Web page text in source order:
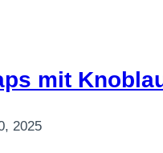
mit
2025